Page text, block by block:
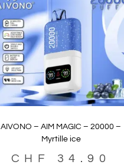
AIVONO – AIM MAGIC – 20000 –
Myrtille ice
CHF 34.90